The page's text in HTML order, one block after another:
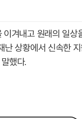
겨내고 원래의 일상
상황에서 신속한
했다.